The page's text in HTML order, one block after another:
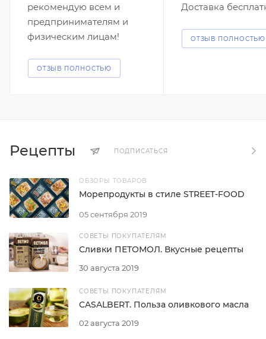
рекомендую всем и
предпринимателям и
физическим лицам!
ОТЗЫВ ПОЛНОСТЬЮ
Доставка
ОТЗЫВ ПОЛНОСТЬЮ
Рецепты ПОДПИСАТЬСЯ
ОБЗОРЫ ТОВАРОВ
05 сентября 2019
Морепродукты в стиле STREET-FOOD
СОВЕТЫ ПОКУПАТЕЛЯМ
30 августа 2019
Сливки ПЕТОМОЛ. Вкусные рецепты
СОВЕТЫ ПОКУПАТЕЛЯМ
02 августа 2019
CASALBERT. Польза оливкового масла